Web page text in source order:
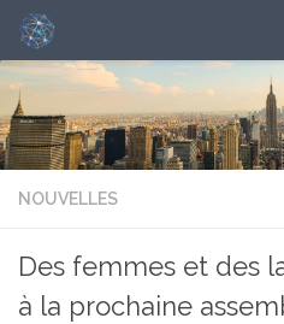
NOUVELLES
Des femmes et des
à la prochaine